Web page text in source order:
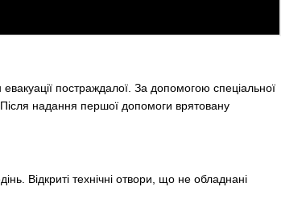
постраждалої. За допомогою спеціальної
надання першої допомоги врятовану
Відкриті технічні отвори, що не обладнані